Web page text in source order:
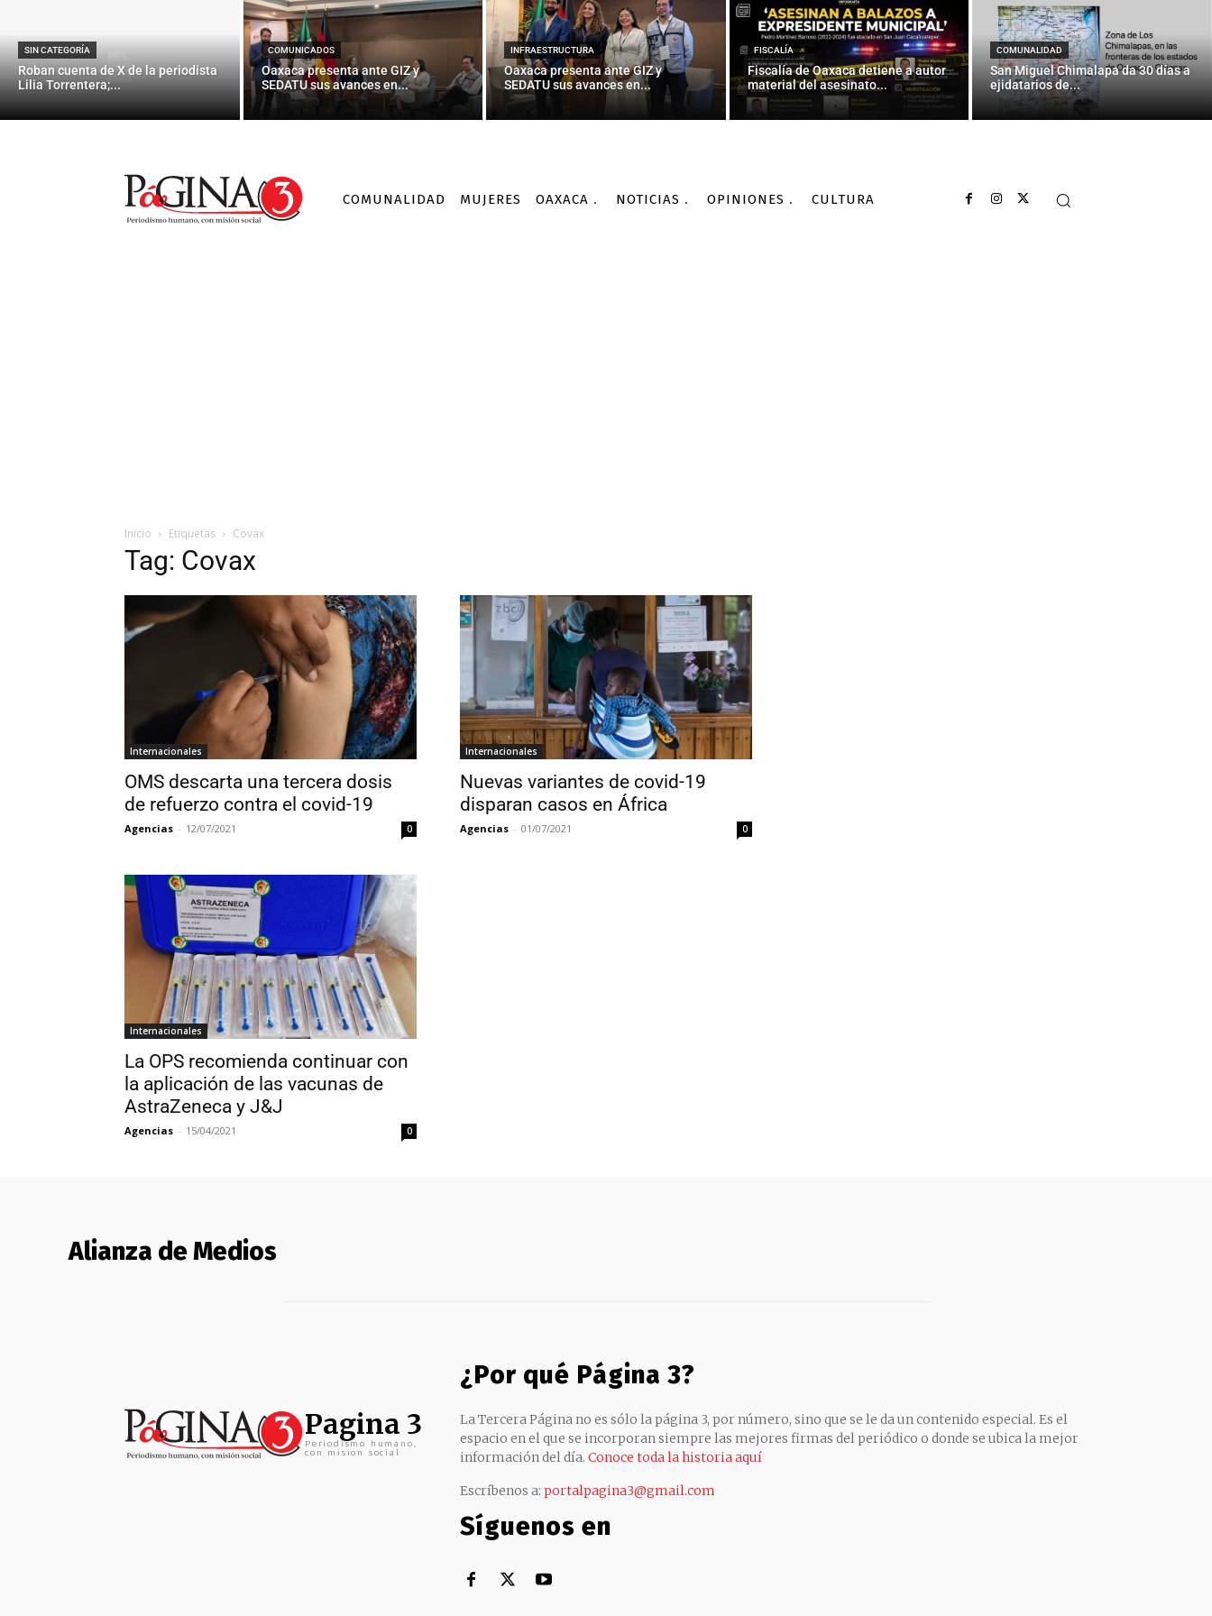
SIN CATEGORÍA
Roban cuenta de X de la periodista
Lilia Torrentera;...
COMUNICADOS
Oaxaca presenta ante GIZ y
SEDATU sus avances en...
INFRAESTRUCTURA
Oaxaca presenta ante GIZ y
SEDATU sus avances en...
FISCALÍA
Fiscalía de Oaxaca detiene a autor
material del asesinato...
COMUNALIDAD
San Miguel Chimalapa da 30 días a
ejidatarios de...
COMUNALIDAD MUJERES OAXACA NOTICIAS OPINIONES CULTURA
Inicio Etiquetas Covax
Tag: Covax
Internacionales
OMS descarta una tercera dosis
de refuerzo contra el covid-19
Agencias - 12/07/2021 0
Internacionales
Nuevas variantes de covid-19
disparan casos en África
Agencias - 01/07/2021 0
Internacionales
La OPS recomienda continuar con
la aplicación de las vacunas de
AstraZeneca y J&J
Agencias - 15/04/2021 0
Alianza de Medios
Pagina 3
Periodismo humano,
con mision social
¿Por qué Página 3?
La Tercera Página no es sólo la página 3, por número, sino que se le da un contenido especial. Es el
espacio en el que se incorporan siempre las mejores firmas del periódico o donde se ubica la mejor
información del día. Conoce toda la historia aquí
Escríbenos a: portalpagina3@gmail.com
Síguenos en